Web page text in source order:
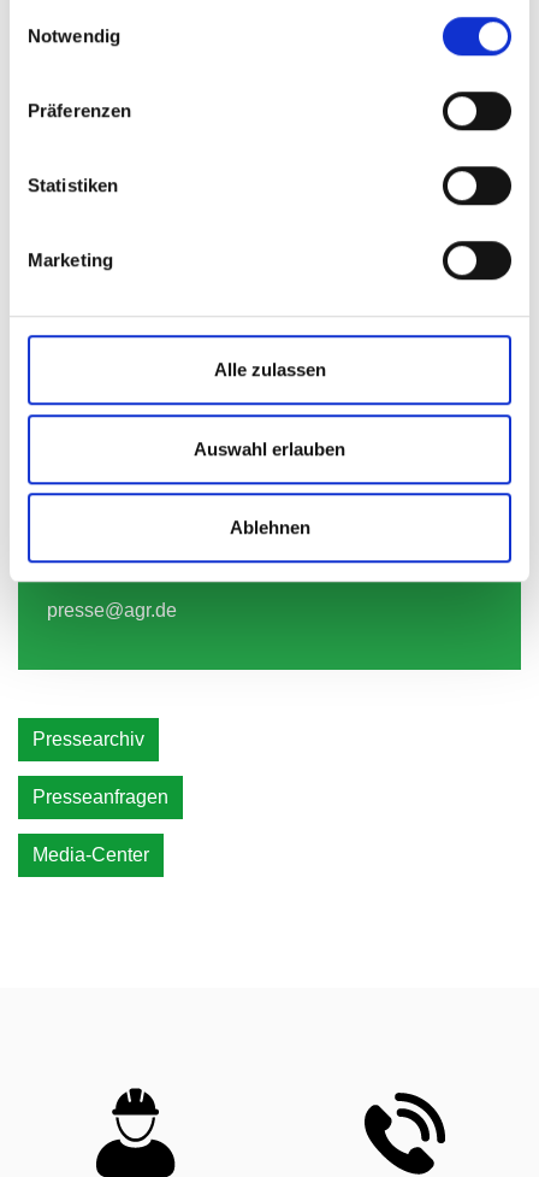
Notwendig
Präferenzen
Statistiken
Marketing
Alle zulassen
Auswahl erlauben
Ablehnen
presse@agr.de
Pressearchiv
Presseanfragen
Media-Center